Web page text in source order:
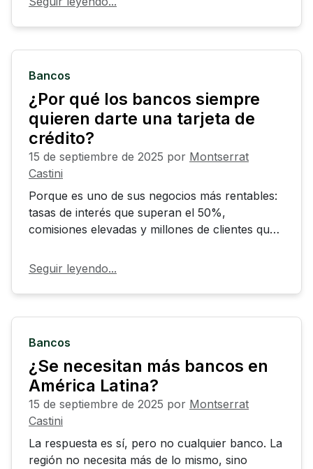
Bancos
¿Por qué los bancos siempre
quieren darte una tarjeta de
crédito?
15 de septiembre de 2025 por Montserrat
Castini
Porque es uno de sus negocios más rentables:
tasas de interés que superan el 50%,
comisiones elevadas y millones de clientes que
herramienta útil para ti, pero una máquina de
Seguir leyendo...
Bancos
¿Se necesitan más bancos en
América Latina?
15 de septiembre de 2025 por Montserrat
Castini
La respuesta es sí, pero no cualquier banco. La
región no necesita más de lo mismo, sino